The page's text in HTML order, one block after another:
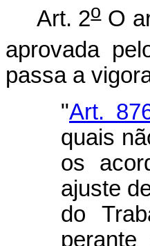
Art. 2oO
aprovada
passa a
"Art.
quais
os
ajuste
do